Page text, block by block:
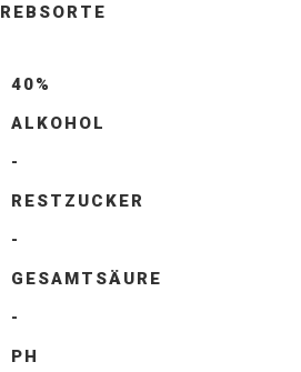
REBSORTE
40%
ALKOHOL
-
RESTZUCKER
-
GESAMTSÄURE
-
PH